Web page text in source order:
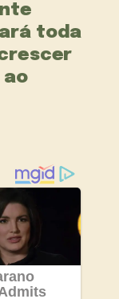
toda
ao